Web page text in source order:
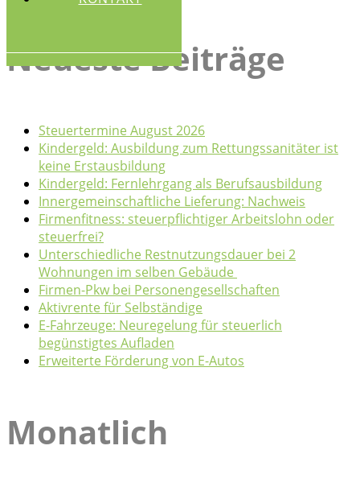
Neueste Beiträge
Steuertermine August 2026
Kindergeld: Ausbildung zum Rettungssanitäter ist
keine Erstausbildung
Kindergeld: Fernlehrgang als Berufsausbildung
Innergemeinschaftliche Lieferung: Nachweis
Firmenfitness: steuerpflichtiger Arbeitslohn oder
steuerfrei?
Unterschiedliche Restnutzungsdauer bei 2
Wohnungen im selben Gebäude
Firmen-Pkw bei Personengesellschaften
Aktivrente für Selbständige
E-Fahrzeuge: Neuregelung für steuerlich
begünstigtes Aufladen
Erweiterte Förderung von E-Autos
Monatlich